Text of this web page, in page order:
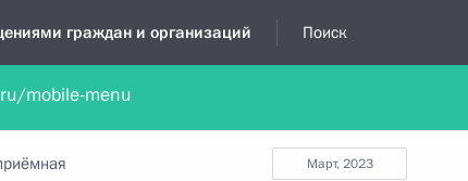
граждан и организаций Поиск
Обратиться в устной форме
март, 2023
mobile-menu